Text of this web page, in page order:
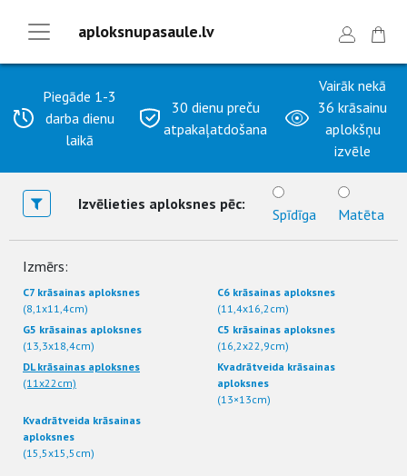
Piegāde 1-3
darba dienu
laikā
30 dienu preču
atpakaļatdošana
Vairāk nekā
36 krāsainu
aplokšņu
izvēle
aploksnupasaule.lv
Izvēlieties aploksnes pēc:
Spīdīga Matēta
Izmērs:
C7 krāsainas aploksnes
(8,1x11,4cm)
C6 krāsainas aploksnes
(11,4x16,2cm)
G5 krāsainas aploksnes
(13,3x18,4cm)
C5 krāsainas aploksnes
(16,2x22,9cm)
DL krāsainas aploksnes
(11x22cm)
Kvadrātveida krāsainas
aploksnes
(13×13cm)
Kvadrātveida krāsainas
aploksnes
(15,5x15,5cm)